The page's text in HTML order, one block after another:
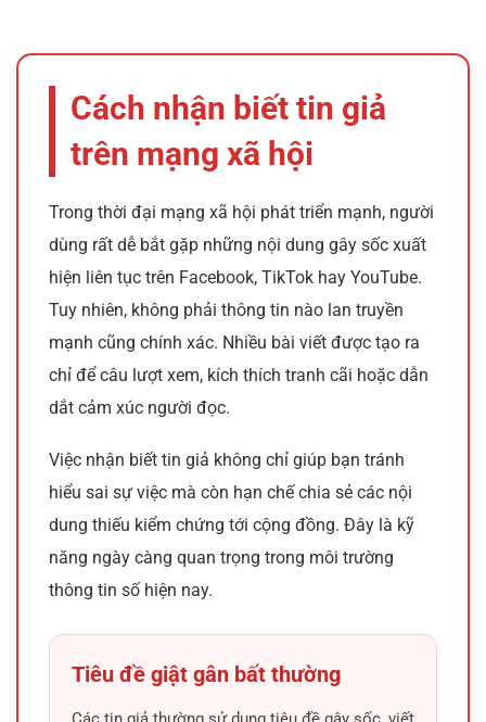
Đồ họa breaking news xanh đỏ thể hiện sức hút của tin
nóng trong ngày
Tính thời sự tạo nên sức hút tin nóng trong ngày
Điểm hấp dẫn đầu tiên của tin nóng trong ngàymới
nằm ở yếu tố xảy ra gần như ngay lúc người đọc đang
theo dõi. Cảm giác được chứng kiến hoặc cập nhật
gần thời điểm sự kiện xuất hiện tạo nên sự hứng thú
rất mạnh. Người đọc thường muốn biết sự việc bắt
đầu từ đâu, diễn biến thế nào và tác động đến cộng
đồng ra sao. Chính sự gần gũi về thời gian khiến loại
nội dung này luôn nổi bật hơn các bài viết mang tính
tham khảo lâu dài.
Tâm lý muốn bắt kịp cộng đồng
Một phần lớn sức hút của tin nóng trong ngày đến từ
nhu cầu không bị tụt lại trong các cuộc trò chuyện xã
hộiliên hệ. Khi một chủ đề được nhắc đến liên tục trên
mạng, nhiều người sẽ chủ động tìm hiểu để biết
chuyện gì đang diễn ra. Điều này giúp họ tự tin hơn khi
trao đổi với bạn bè, đồng nghiệp hoặc tham gia bàn
thói quen theo dõi bản tin mới ngày càng phổ biến.
Cách nhận biết tin giả
trên mạng xã hội
Trong thời đại mạng xã hội phát triển mạnh, người
dùng rất dễ bắt gặp những nội dung gây sốc xuất
hiện liên tục trên Facebook, TikTok hay YouTube.
Tuy nhiên, không phải thông tin nào lan truyền
mạnh cũng chính xác. Nhiều bài viết được tạo ra
chỉ để câu lượt xem, kích thích tranh cãi hoặc dẫn
dắt cảm xúc người đọc.
Việc nhận biết tin giả không chỉ giúp bạn tránh
hiểu sai sự việc mà còn hạn chế chia sẻ các nội
dung thiếu kiểm chứng tới cộng đồng. Đây là kỹ
năng ngày càng quan trọng trong môi trường
thông tin số hiện nay.
Tiêu đề giật gân bất thường